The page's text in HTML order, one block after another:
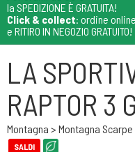
la SPEDIZIONE È GRATUITA!
Click & collect: ordine online
e RITIRO IN NEGOZIO GRATUITO!
LA
RAPTOR 3
Montagna > Montagna Scarpe
SALDI